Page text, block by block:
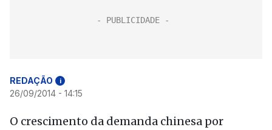
REDAÇÃO i
26/09/2014 - 14:15
O crescimento da demanda chinesa por